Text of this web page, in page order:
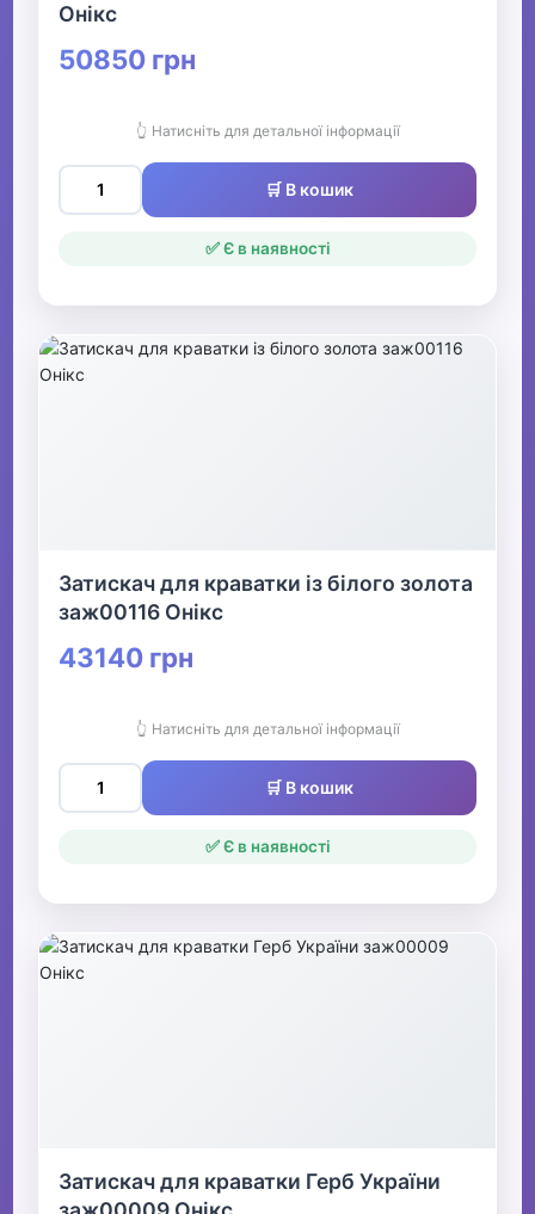
Онікс
50850 грн
👆 Натисніть для детальної інформації
🛒 В кошик
✅ Є в наявності
Затискач для краватки із білого золота
заж00116 Онікс
43140 грн
👆 Натисніть для детальної інформації
🛒 В кошик
✅ Є в наявності
Затискач для краватки Герб України